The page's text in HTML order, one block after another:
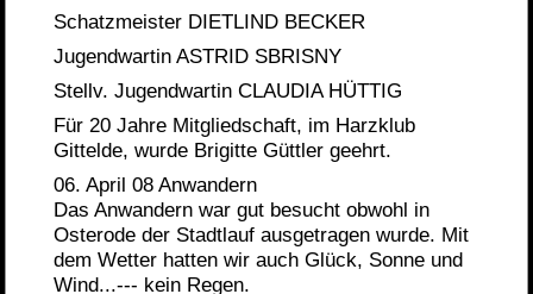
Schatzmeister DIETLIND BECKER
Jugendwartin ASTRID SBRISNY
Stellv. Jugendwartin CLAUDIA HÜTTIG
Für 20 Jahre Mitgliedschaft, im Harzklub
Gittelde, wurde Brigitte Güttler geehrt.
06. April 08 Anwandern
Das Anwandern war gut besucht obwohl in
Osterode der Stadtlauf ausgetragen wurde. Mit
dem Wetter hatten wir auch Glück, Sonne und
Wind...--- kein Regen.